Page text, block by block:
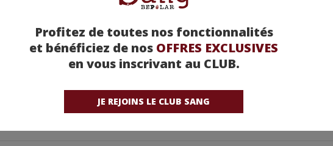
Profitez de toutes nos fonctionnalités
et bénéficiez de nos OFFRES EXCLUSIVES
en vous inscrivant au CLUB.
JE REJOINS LE CLUB SANG